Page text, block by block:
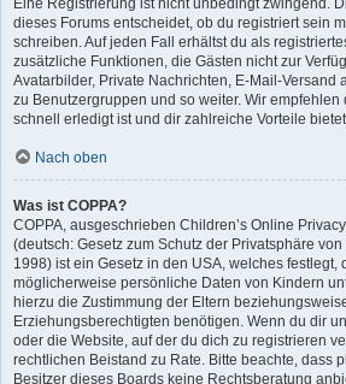
Eine Registrierung ist nicht unbedingt zwingend.
dieses Forums entscheidet, ob du registriert sein
schreiben. Auf jeden Fall erhältst du als
zusätzliche Funktionen, die Gästen nicht zur
Avatarbilder, Private Nachrichten, E-Mail-Versand
zu Benutzergruppen und so weiter. Wir
schnell erledigt ist und dir zahlreiche Vorteile
Nach oben
Was ist COPPA?
COPPA, ausgeschrieben Children’s Online
(deutsch: Gesetz zum Schutz der Privatsphäre
1998) ist ein Gesetz in den USA, welches festlegt,
möglicherweise persönliche Daten von Kindern
hierzu die Zustimmung der Eltern
Erziehungsberechtigten benötigen. Wenn du dir
oder die Website, auf der du dich zu registrieren
rechtlichen Beistand zu Rate. Bitte beachte, dass
Besitzer dieses Boards keine Rechtsberatung